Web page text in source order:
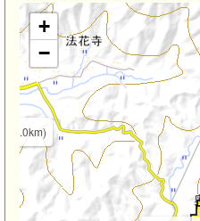
(2.0km)
+
−